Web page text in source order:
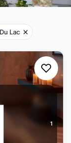
Lac
1